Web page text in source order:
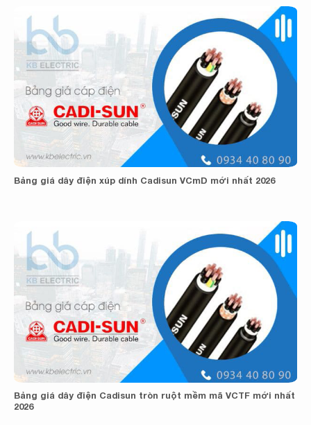
Bảng giá dây điện xúp dính Cadisun VCmD mới nhất 2026
Bảng giá dây điện Cadisun tròn ruột mềm mã VCTF mới nhất
2026